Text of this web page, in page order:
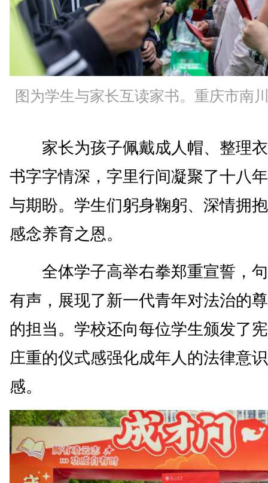
图为学生与家长互读家书。重庆市南
家长为孩子佩戴成人帽、整理衣
书字字情深，字里行间凝聚了十八
与期盼。学生们躬身鞠躬、深情拥
感念养育之恩。
全体学子高举右拳郑重宣誓，句
有声，展现了新一代青年对法治的
的担当。学校还向每位学生颁发了
庄重的仪式感强化成年人的法律意
感。